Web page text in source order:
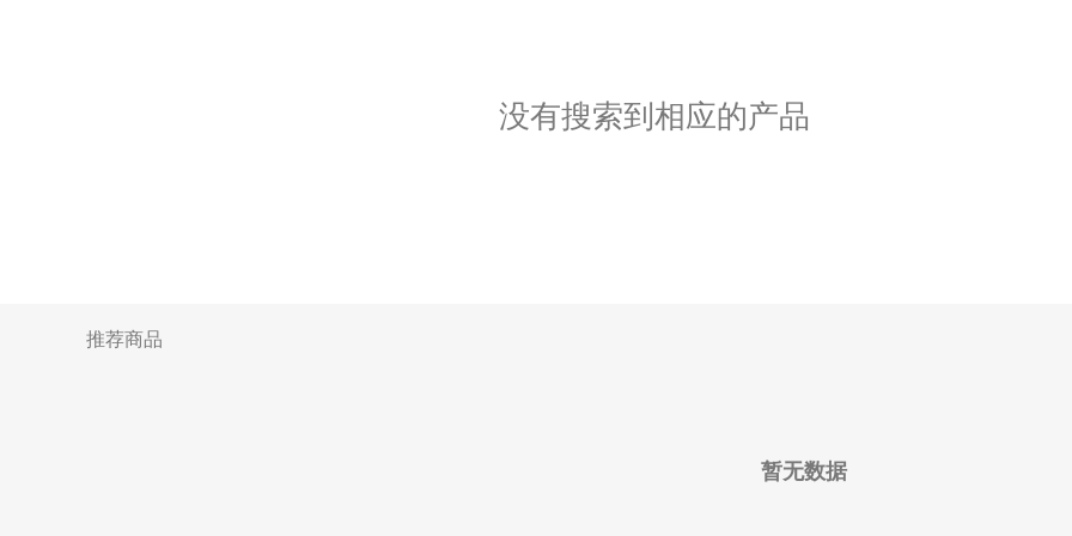
没有搜索到相应的产品
推荐商品
暂无数据